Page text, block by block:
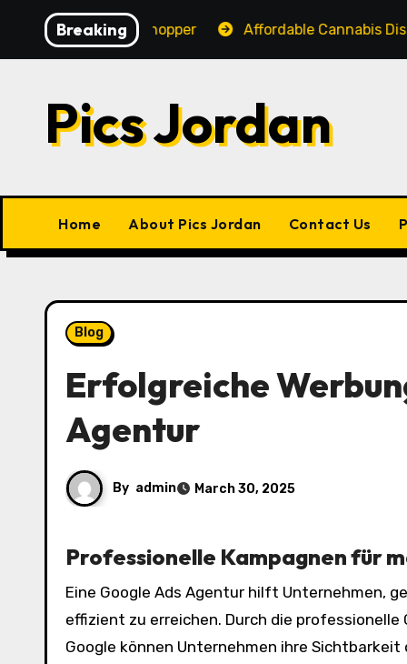
content
Breaking
for Every Shopper Affordable Cannabis
Pics Jordan
Home About Pics Jordan Contact Us
Blog
Erfolgreiche
Agentur
By admin March 30, 2025
Professionelle Kampagnen für
Eine Google Ads Agentur hilft Unternehmen, gezielte Werbekampagnen zu erstellen, um potenzielle Kunden
effizient zu erreichen. Durch die
Google können Unternehmen ihre